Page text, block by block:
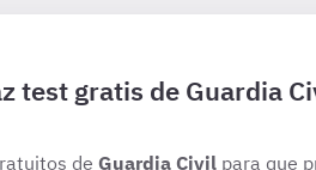
test gratis de Guardia
de Guardia Civilpara que